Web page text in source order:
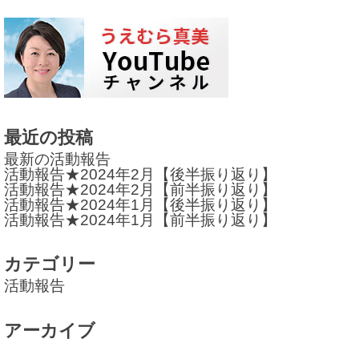
ナ
ビ
ゲ
シ
ョ
ン
最近の投稿
最新の活動報告
活動報告★2024年2月【後半振り返り】
活動報告★2024年2月【前半振り返り】
活動報告★2024年1月【後半振り返り】
活動報告★2024年1月【前半振り返り】
カテゴリー
活動報告
アーカイブ